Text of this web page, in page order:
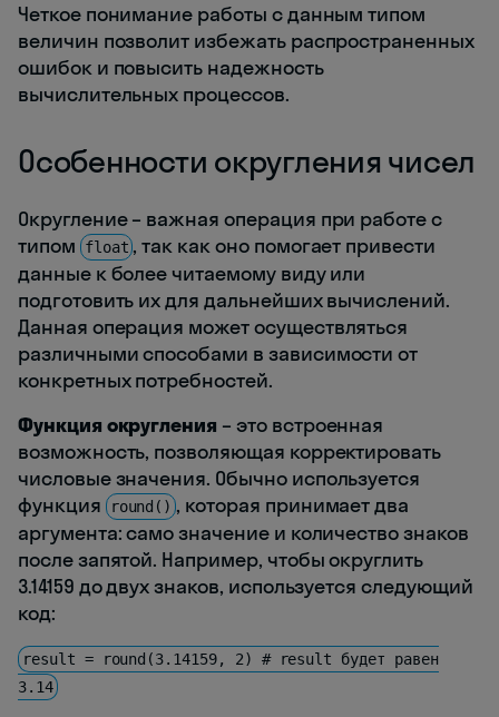
Четкое понимание работы с данным типом
величин позволит избежать распространенных
ошибок и повысить надежность
вычислительных процессов.
Особенности округления чисел
Округление – важная операция при работе с
типом
float , так как оно помогает привести
данные к более читаемому виду или
подготовить их для дальнейших вычислений.
Данная операция может осуществляться
различными способами в зависимости от
конкретных потребностей.
Функция округления – это встроенная
возможность, позволяющая корректировать
числовые значения. Обычно используется
функция
round() , которая принимает два
аргумента: само значение и количество знаков
после запятой. Например, чтобы округлить
3.14159 до двух знаков, используется следующий
код:
result = round(3.14159, 2) # result будет равен
3.14